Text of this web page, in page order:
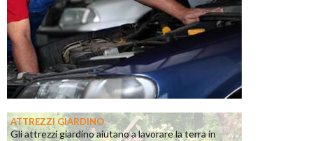
ATTREZZI GIARDINO
Gli attrezzi giardino aiutano a lavorare la terra in